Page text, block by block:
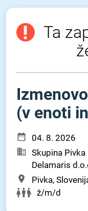
Ta
(v enoti
04. 8. 2026
Skupina
Delamaris
Pivka,
ž/m/d